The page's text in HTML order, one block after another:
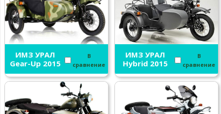
ИМЗ УРАЛ
Gear-Up 2015
В
сравнение
ИМЗ УРАЛ
Hybrid 2015
В
сравнение